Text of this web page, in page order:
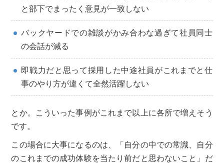
と部下でまったく意見が一致しない
バックヤードでの雑談がかみ合わな過ぎて社員同士
の会話が減る
即戦力だと思って採用した中途社員がこれまでと仕
事のやり方が違くて全然活躍しない
とか。こういった事例がこれまで以上に各所で増えそう
です。
この場合に大事になるのは、「自分の中での常識、自分
のこれまでの成功体験を当たり前だと思わないこと」だ